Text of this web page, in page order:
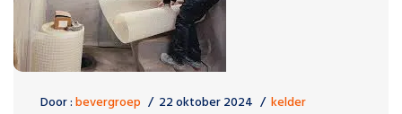
Door :bevergroep 22 oktober 2024 kelder